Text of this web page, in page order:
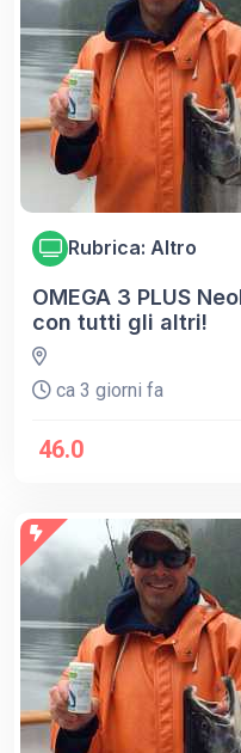
Rubrica: Altro
OMEGA 3 PLUS
con tutti gli altri!
ca 3 giorni fa
46.0